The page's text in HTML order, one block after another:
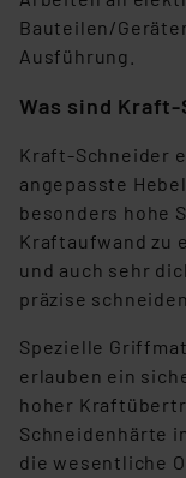
Bauteilen/
Ausführung.
Was sind
Kraft-Schneider
angepasste
besonders hohe
Kraftaufwand zu
und auch sehr
präzise schneiden.
Spezielle
erlauben ein
hoher
Schneidenhärte
die wesentliche